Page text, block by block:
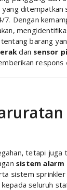
ditempatkan
Dengan
barang
dan sensor
tetapi
sistem alarm
sistem
seluruh